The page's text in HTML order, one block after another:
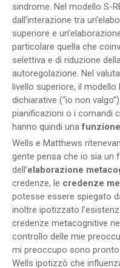
sindrome. Nel modello S-
dall’interazione tra
superiore e
particolare quella che
selettiva e di riduzione
autoregolazione. Nel
livello superiore, il
dichiarative (“io non
pianificazioni o i comandi
hanno quindi una
Wells e Matthews
gente pensa che io sia un
dell’elaborazione
credenze, le credenze
potesse essere spiegato
inoltre ipotizzato
credenze metacognitive
controllo delle mie
mi preoccupo sono
Wells ipotizzò che